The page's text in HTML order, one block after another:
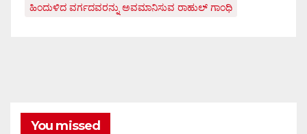
ಹಿಂದುಳಿದ ವರ್ಗದವರನ್ನು ಅವಮಾನಿಸುವ ರಾಹುಲ್ ಗಾಂಧಿ
You missed